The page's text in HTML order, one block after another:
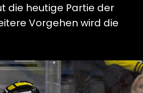
die heutige Partie der
Vorgehen wird die